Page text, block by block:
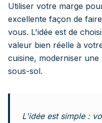
Utiliser votre marge
excellente façon de
vous. L'idée est de
valeur bien réelle à
cuisine, moderniser
sous-sol.
L'idée est simple :